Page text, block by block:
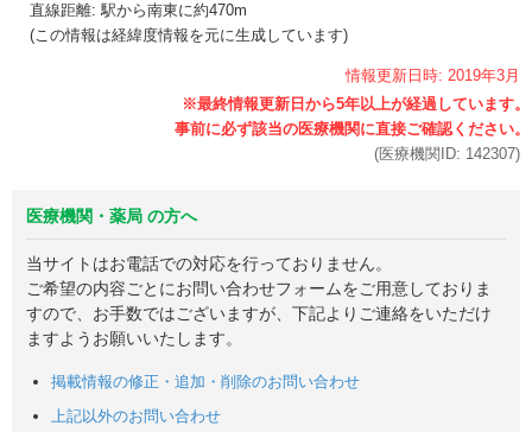
直線距離: 駅から南東に約470m
(この情報は経緯度情報を元に生成しています)
情報更新日時: 2019年3月
(医療機関ID: 142307)
医療機関・薬局 の方へ
当サイトはお電話での対応を行っておりません。
ご希望の内容ごとにお問い合わせフォームをご用意しておりま
すので、お手数ではございますが、下記よりご連絡をいただけ
ますようお願いいたします。
掲載情報の修正・追加・削除のお問い合わせ
上記以外のお問い合わせ